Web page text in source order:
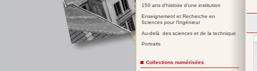
150 ans d'histoire d'une institution
Enseignement et Recherche en
Sciences pour l'Ingénieur
Au-delà des sciences et de la technique
Portraits
Collections numérisées